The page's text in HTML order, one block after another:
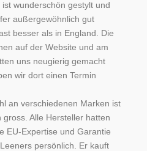
ist wunderschön gestylt und
außergewöhnlich gut
besser als in England. Die
auf der Website und am
uns neugierig gemacht
wir dort einen Termin
an verschiedenen Marken ist
gross. Alle Hersteller hatten
EU-Expertise und Garantie
persönlich. Er kauft